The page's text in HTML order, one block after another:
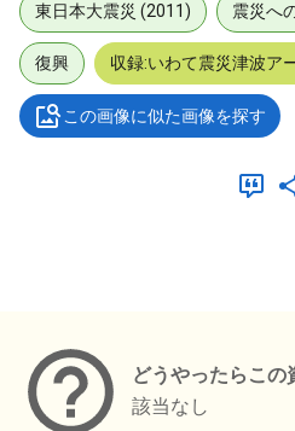
東日本大震災 (2011) 震災へ
復興 収録:いわて震災津波ア
この画像に似た画像を探す
どうやったらこの
該当なし